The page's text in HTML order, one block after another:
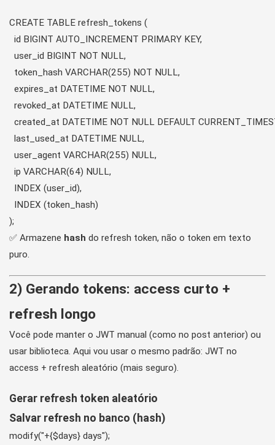
CREATE TABLE refresh_tokens (
  id BIGINT AUTO_INCREMENT PRIMARY KEY,
  user_id BIGINT NOT NULL,
  token_hash VARCHAR(255) NOT NULL,
  expires_at DATETIME NOT NULL,
  revoked_at DATETIME NULL,
created_at DATETIME NOT NULL DEFAULT
  last_used_at DATETIME NULL,
  user_agent VARCHAR(255) NULL,
  ip VARCHAR(64) NULL,
  INDEX (user_id),
  INDEX (token_hash)
✅ Armazene hash do refresh token, não o token em texto
puro.
2) Gerando tokens: access curto +
refresh longo
Você pode manter o JWT manual (como no post anterior) ou
usar biblioteca. Aqui vou usar o mesmo padrão: JWT no
access + refresh aleatório (mais seguro).
Gerar refresh token aleatório
Salvar refresh no banco (hash)
modify("+{$days} days");